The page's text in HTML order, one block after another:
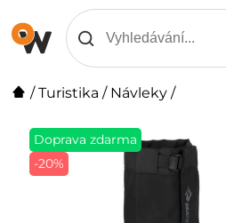
/Turistika / Návleky /
Doprava zdarma
-20%